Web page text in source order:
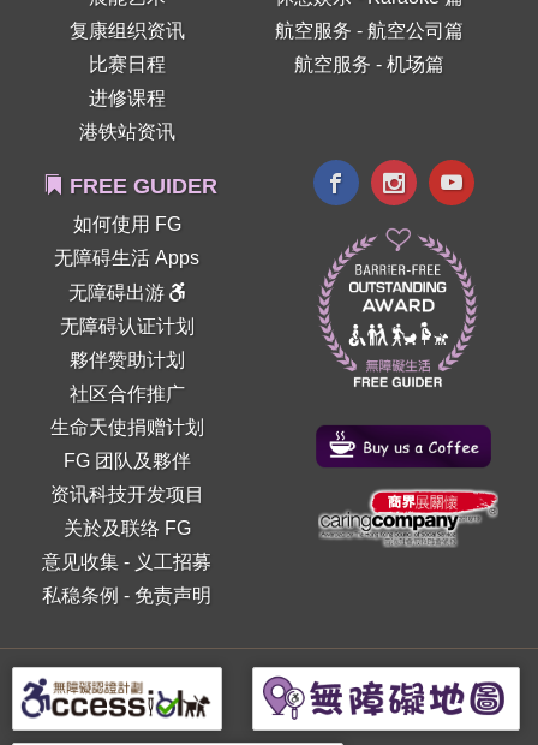
复康组织资讯
比赛日程
进修课程
港铁站资讯
航空服务 - 航空公司篇
航空服务 - 机场篇
FREE GUIDER
如何使用 FG
无障碍生活 Apps
无障碍出游
无障碍认证计划
夥伴赞助计划
社区合作推广
生命天使捐赠计划
FG 团队及夥伴
资讯科技开发项目
关於及联络 FG
意见收集 - 义工招募
私稳条例 - 免责声明